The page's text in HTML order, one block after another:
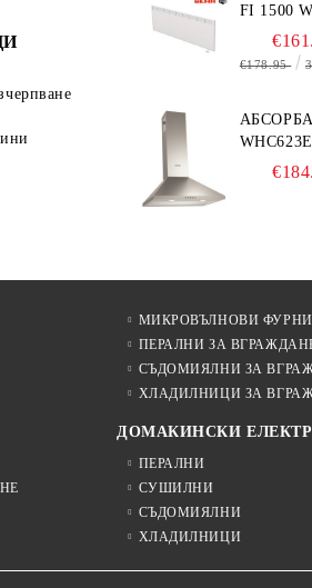
FI 1500 W
€178.95
МИКРОВЪЛНОВИ
ПЕРАЛНИ ЗА
СЪДОМИЯЛНИ ЗА
ХЛАДИЛНИЦИ ЗА
ДОМАКИНСКИ
ПЕРАЛНИ
СУШИЛНИ
СЪДОМИЯЛНИ
ХЛАДИЛНИЦИ